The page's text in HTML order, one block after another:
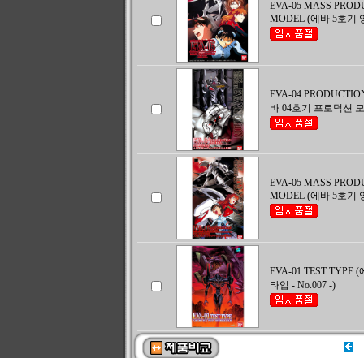
EVA-05 MASS
MODEL (에바 5호기
EVA-04
바 04호기 프로덕션
EVA-05 MASS
MODEL (에바 5호기
EVA-01 TEST TYPE (
타입 - No.007 -)